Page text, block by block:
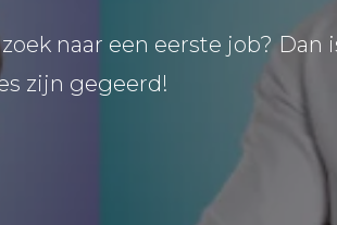
naar een eerste job?
zijn gegeerd!